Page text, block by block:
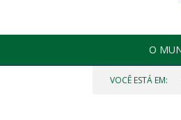
O
VOCÊ ESTÁ EM: